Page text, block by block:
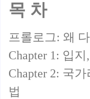
목 차
프롤로그: 왜
Chapter 1: 입
Chapter 2: 국
법